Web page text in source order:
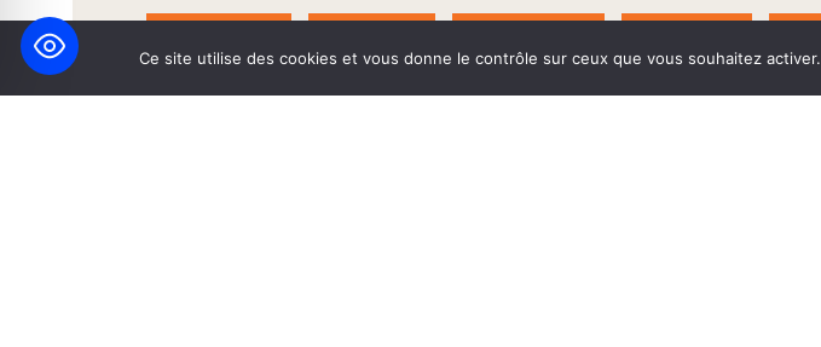
Ce site utilise des cookies et vous donne le contrôle sur ceux que vous souhaitez activer.